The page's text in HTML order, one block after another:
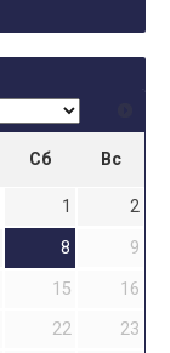
Сб Вс
1
2
8
9
15
16
22
23